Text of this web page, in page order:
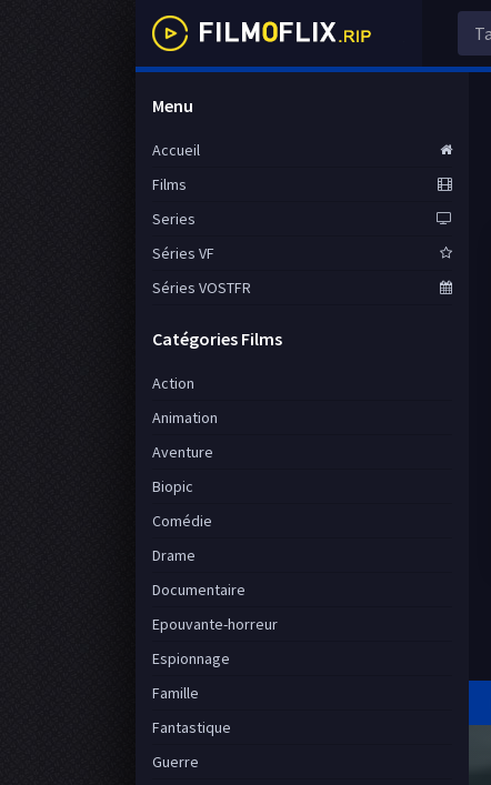
Menu
Accueil
Films
Series
Séries VF
Séries VOSTFR
Catégories Films
Action
Animation
Aventure
Biopic
Comédie
Drame
Documentaire
Epouvante-horreur
Espionnage
Famille
Fantastique
Guerre